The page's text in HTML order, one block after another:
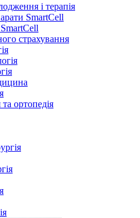
і терапія
SmartCell
страхування
ортопедія